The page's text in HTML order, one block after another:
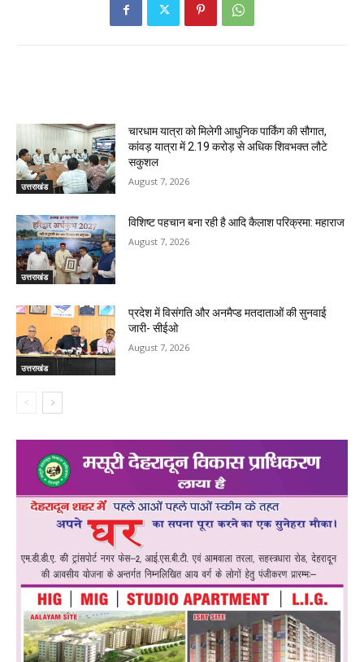
उत्तराखंड
चारधाम यात्रा को मिलेगी आधुनिक पार्किंग की सौगात,
कांवड़ यात्रा में 2.19 करोड़ से अधिक शिवभक्त लौटे
सकुशल
August 7, 2026
उत्तराखंड
विशिष्ट पहचान बना रही है आदि कैलाश परिक्रमा: महाराज
August 7, 2026
उत्तराखंड
प्रदेश में विसंगति और अनमैप्ड मतदाताओं की सुनवाई
जारी- सीईओ
August 7, 2026